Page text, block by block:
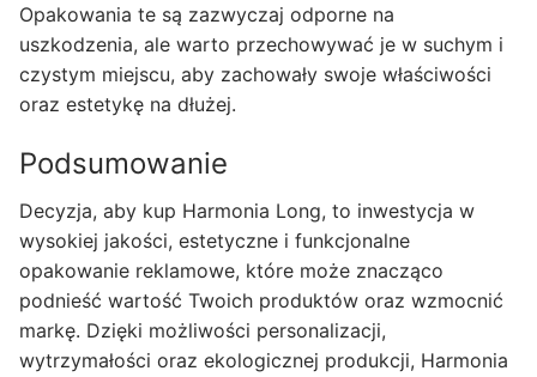
Opakowania te są zazwyczaj odporne na
uszkodzenia, ale warto przechowywać je w suchym i
czystym miejscu, aby zachowały swoje właściwości
oraz estetykę na dłużej.
Podsumowanie
Decyzja, aby kup Harmonia Long, to inwestycja w
wysokiej jakości, estetyczne i funkcjonalne
opakowanie reklamowe, które może znacząco
podnieść wartość Twoich produktów oraz wzmocnić
markę. Dzięki możliwości personalizacji,
wytrzymałości oraz ekologicznej produkcji, Harmonia